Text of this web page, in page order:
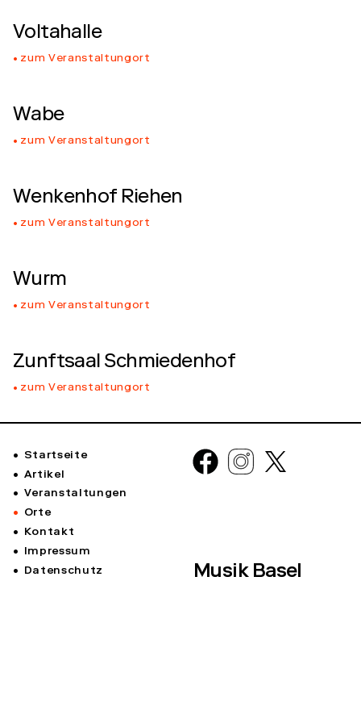
Voltahalle
zum Veranstaltungort
Wabe
zum Veranstaltungort
Wenkenhof Riehen
zum Veranstaltungort
Wurm
zum Veranstaltungort
Zunftsaal Schmiedenhof
zum Veranstaltungort
Startseite
Artikel
Veranstaltungen
Orte
Kontakt
Impressum
Datenschutz
Musik Basel